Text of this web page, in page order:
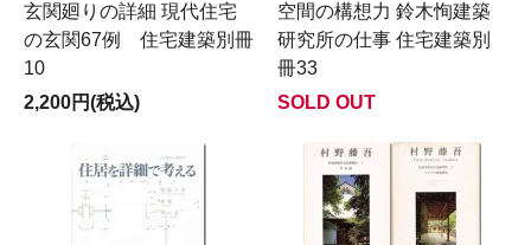
玄関廻りの詳細 現代住宅
の玄関67例 住宅建築別冊
10
2,200円(税込)
空間の構想力 鈴木恂建築
研究所の仕事 住宅建築別
冊33
SOLD OUT